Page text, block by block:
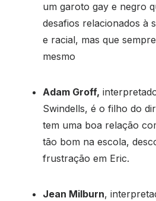
um garoto gay e negro
desafios relacionados à
e racial, mas que
mesmo
Adam Groff,
Swindells, é o filho do
tem uma boa relação
tão bom na escola,
frustração em Eric.
Jean Milburn,